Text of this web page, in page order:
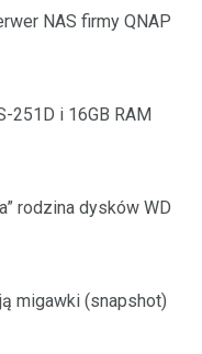
NAS firmy QNAP
251D i 16GB RAM
rodzina dysków WD
migawki (snapshot)